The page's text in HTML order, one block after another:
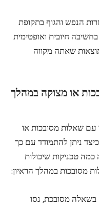
הנפש והגוף בתקופת
חיובית ואופטימית
שאתה מקווה
או מצוקה במהלך
עם שאלות מסובכות או
ניתן להתמודד עם כך
כמה טכניקות שיכולות
מסובכות במהלך הראיון:
מסובכת, נסו